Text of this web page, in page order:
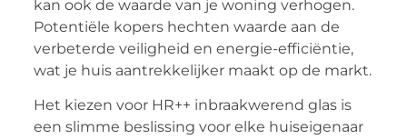
kan ook de waarde van je woning verhogen.
Potentiële kopers hechten waarde aan de
verbeterde veiligheid en energie-efficiëntie,
wat je huis aantrekkelijker maakt op de markt.
Het kiezen voor HR++ inbraakwerend glas is
een slimme beslissing voor elke huiseigenaar